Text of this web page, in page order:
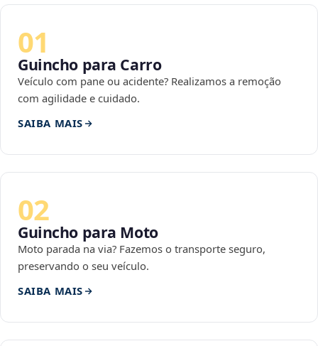
01
Guincho para Carro
Veículo com pane ou acidente? Realizamos a remoção
com agilidade e cuidado.
SAIBA MAIS
02
Guincho para Moto
Moto parada na via? Fazemos o transporte seguro,
preservando o seu veículo.
SAIBA MAIS